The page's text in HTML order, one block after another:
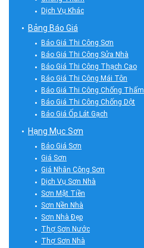
Dịch Vụ Khác
Bảng Báo Giá
Báo Giá Thi Công Sơn
Báo Giá Thi Công Sửa Nhà
Báo Giá Thi Công Thạch Cao
Báo Giá Thi Công Mái Tôn
Báo Giá Thi Công Chống Thấm
Báo Giá Thi Công Chống Dột
Báo Giá Ốp Lát Gạch
Hạng Mục Sơn
Báo Giá Sơn
Giá Sơn
Giá Nhân Công Sơn
Dịch Vụ Sơn Nhà
Sơn Mặt Tiền
Sơn Nền Nhà
Sơn Nhà Đẹp
Thợ Sơn Nước
Thợ Sơn Nhà